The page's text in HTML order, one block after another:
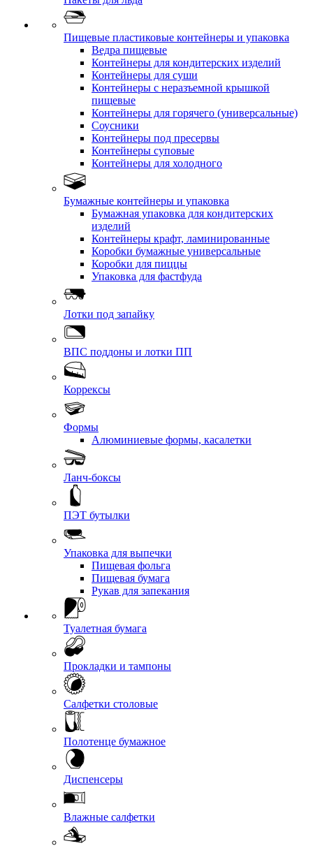
Пищевые пластиковые контейнеры и упаковка
Ведра пищевые
Контейнеры для кондитерских изделий
Контейнеры для суши
Контейнеры с неразъемной крышкой
пищевые
Контейнеры для горячего (универсальные)
Соусники
Контейнеры под пресервы
Контейнеры суповые
Контейнеры для холодного
Бумажные контейнеры и упаковка
Бумажная упаковка для кондитерских
изделий
Контейнеры крафт, ламинированные
Коробки бумажные универсальные
Коробки для пиццы
Упаковка для фастфуда
Лотки под запайку
ВПС поддоны и лотки ПП
Коррексы
Формы
Алюминиевые формы, касалетки
Ланч-боксы
ПЭТ бутылки
Упаковка для выпечки
Пищевая фольга
Пищевая бумага
Рукав для запекания
Туалетная бумага
Прокладки и тампоны
Салфетки столовые
Полотенце бумажное
Диспенсеры
Влажные салфетки